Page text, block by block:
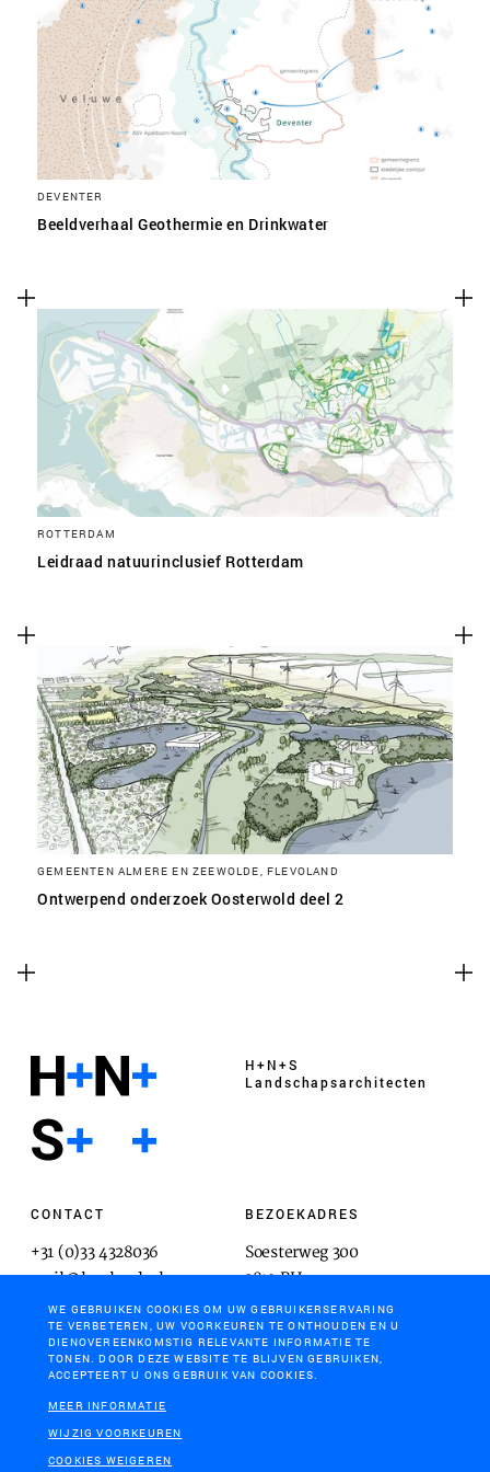
DEVENTER
Beeldverhaal Geothermie en Drinkwater
ROTTERDAM
Leidraad natuurinclusief Rotterdam
GEMEENTEN ALMERE EN ZEEWOLDE, FLEVOLAND
Ontwerpend onderzoek Oosterwold deel 2
H+N+S
Landschaps­architecten
CONTACT
+31 (0)33 4328036
mail@hnsland.nl
BEZOEKADRES
Soesterweg 300
3812 BH
Amersfoort
POSTADRES
Postbus 1603
3800 BP
SLA VOORKEUREN OP
WE GEBRUIKEN COOKIES OM UW GEBRUIKERSERVARING
TE VERBETEREN, UW VOORKEUREN TE ONTHOUDEN EN U
DIENOVEREENKOMSTIG RELEVANTE INFORMATIE TE
TONEN. DOOR DEZE WEBSITE TE BLIJVEN GEBRUIKEN,
ACCEPTEERT U ONS GEBRUIK VAN COOKIES.
MEER INFORMATIE
WIJZIG VOORKEUREN
COOKIES WEIGEREN